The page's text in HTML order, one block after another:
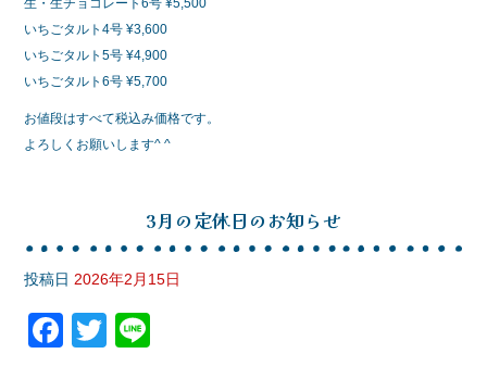
いちごタルト4号 ¥3,600
いちごタルト5号 ¥4,900
いちごタルト6号 ¥5,700
お値段はすべて税込み価格です。
よろしくお願いします^ ^
3月の定休日のお知らせ
投稿日 2026年2月15日
F
T